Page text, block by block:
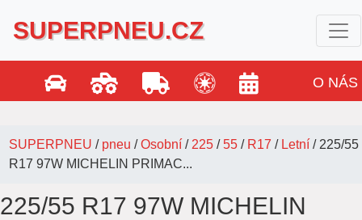
SUPERPNEU.CZ
O NÁS
SUPERPNEU / pneu /Osobní / 225 /55 / R17 / Letní / 225/55
R17 97W MICHELIN PRIMAC...
225/55 R17 97W MICHELIN